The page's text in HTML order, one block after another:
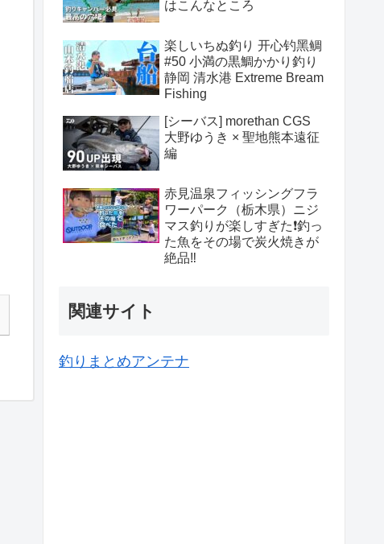
はこんなところ
楽しいちぬ釣り 开心钓黑鲷
#50 小満の黒鯛かかり釣り
静岡 清水港 Extreme Bream
Fishing
[シーバス] morethan CGS
大野ゆうき × 聖地熊本遠征
編
赤見温泉フィッシングフラ
ワーパーク（栃木県）ニジ
マス釣りが楽しすぎた❗️釣っ
た魚をその場で炭火焼きが
絶品‼️
関連サイト
釣りまとめアンテナ